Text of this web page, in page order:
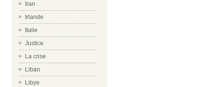
Iran
Irlande
Italie
Justice
La crise
Liban
Libye